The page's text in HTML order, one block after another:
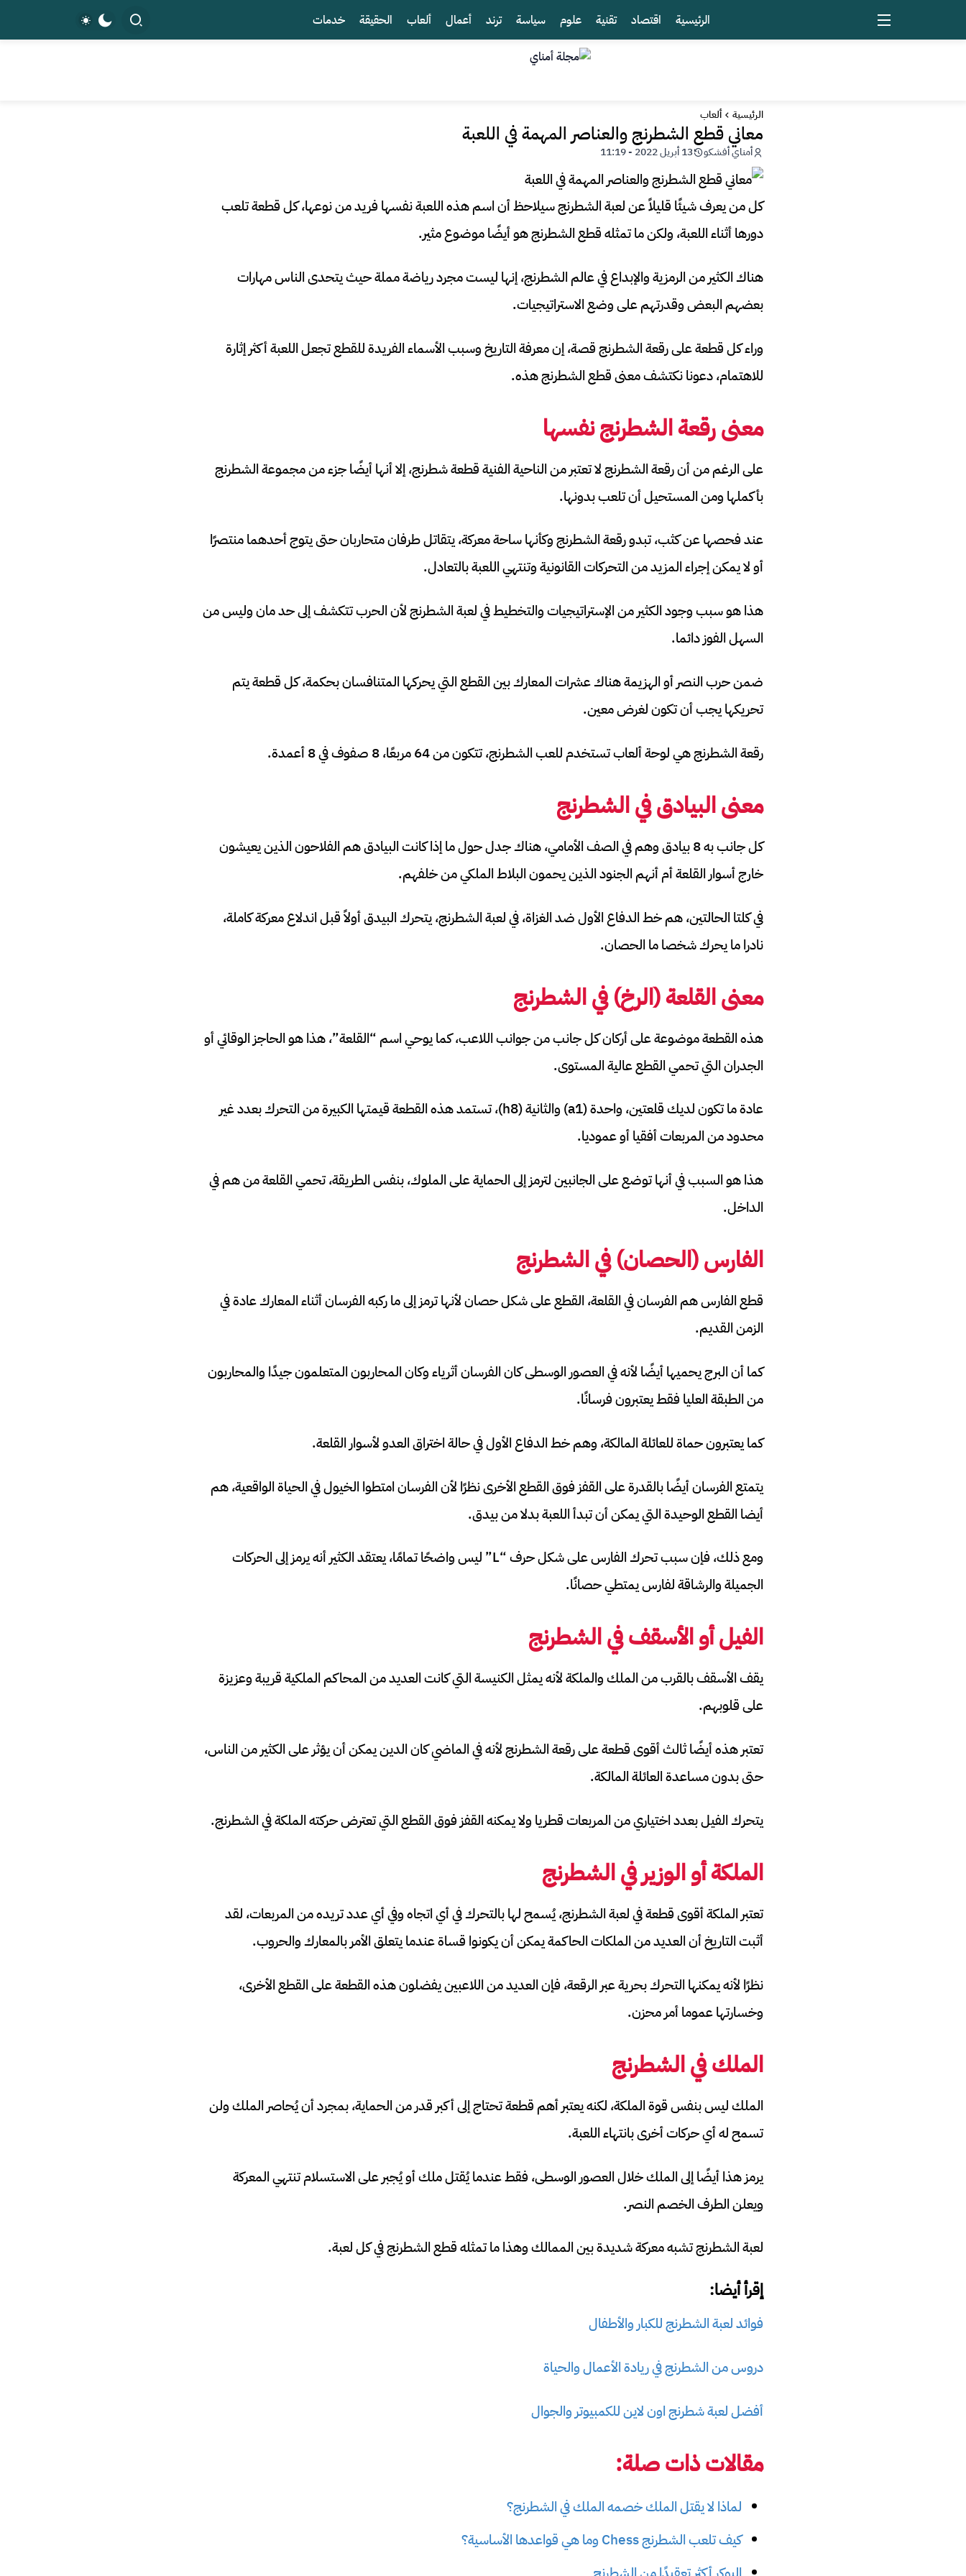
الرئيسية اقتصاد تقنية علوم سياسة ترند أعمال ألعاب الحقيقة خدمات
الرئيسية ألعاب
معاني قطع الشطرنج والعناصر المهمة في اللعبة
أمناي أفشكو 13 أبريل 2022 - 11:19
كل من يعرف شيئًا قليلاً عن لعبة الشطرنج سيلاحظ أن اسم هذه اللعبة نفسها فريد من نوعها، كل قطعة تلعب
دورها أثناء اللعبة، ولكن ما تمثله قطع الشطرنج هو أيضًا موضوع مثير.
هناك الكثير من الرمزية والإبداع في عالم الشطرنج، إنها ليست مجرد رياضة مملة حيث يتحدى الناس مهارات
بعضهم البعض وقدرتهم على وضع الاستراتيجيات.
وراء كل قطعة على رقعة الشطرنج قصة، إن معرفة التاريخ وسبب الأسماء الفريدة للقطع تجعل اللعبة أكثر إثارة
للاهتمام، دعونا نكتشف معنى قطع الشطرنج هذه.
معنى رقعة الشطرنج نفسها
على الرغم من أن رقعة الشطرنج لا تعتبر من الناحية الفنية قطعة شطرنج، إلا أنها أيضًا جزء من مجموعة الشطرنج
بأكملها ومن المستحيل أن تلعب بدونها.
عند فحصها عن كثب، تبدو رقعة الشطرنج وكأنها ساحة معركة، يتقاتل طرفان متحاربان حتى يتوج أحدهما منتصرًا
أو لا يمكن إجراء المزيد من التحركات القانونية وتنتهي اللعبة بالتعادل.
هذا هو سبب وجود الكثير من الإستراتيجيات والتخطيط في لعبة الشطرنج لأن الحرب تتكشف إلى حد مان وليس من
السهل الفوز دائما.
ضمن حرب النصر أو الهزيمة هناك عشرات المعارك بين القطع التي يحركها المتنافسان بحكمة، كل قطعة يتم
تحريكها يجب أن تكون لغرض معين.
رقعة الشطرنج هي لوحة ألعاب تستخدم للعب الشطرنج، تتكون من 64 مربعًا، 8 صفوف في 8 أعمدة.
معنى البيادق في الشطرنج
كل جانب به 8 بيادق وهم في الصف الأمامي، هناك جدل حول ما إذا كانت البيادق هم الفلاحون الذين يعيشون
خارج أسوار القلعة أم أنهم الجنود الذين يحمون البلاط الملكي من خلفهم.
في كلتا الحالتين، هم خط الدفاع الأول ضد الغزاة، في لعبة الشطرنج، يتحرك البيدق أولاً قبل اندلاع معركة كاملة،
نادرا ما يحرك شخصا ما الحصان.
معنى القلعة (الرخ) في الشطرنج
هذه القطعة موضوعة على أركان كل جانب من جوانب اللاعب، كما يوحي اسم “القلعة”، هذا هو الحاجز الوقائي أو
الجدران التي تحمي القطع عالية المستوى.
عادة ما تكون لديك قلعتين، واحدة (a1) والثانية (h8)، تستمد هذه القطعة قيمتها الكبيرة من التحرك بعدد غير
محدود من المربعات أفقيا أو عموديا.
هذا هو السبب في أنها توضع على الجانبين لترمز إلى الحماية على الملوك، بنفس الطريقة، تحمي القلعة من هم في
الداخل.
الفارس (الحصان) في الشطرنج
قطع الفارس هم الفرسان في القلعة، القطع على شكل حصان لأنها ترمز إلى ما ركبه الفرسان أثناء المعارك عادة في
الزمن القديم.
كما أن البرج يحميها أيضًا لأنه في العصور الوسطى كان الفرسان أثرياء وكان المحاربون المتعلمون جيدًا والمحاربون
من الطبقة العليا فقط يعتبرون فرسانًا.
كما يعتبرون حماة للعائلة المالكة، وهم خط الدفاع الأول في حالة اختراق العدو لأسوار القلعة.
يتمتع الفرسان أيضًا بالقدرة على القفز فوق القطع الأخرى نظرًا لأن الفرسان امتطوا الخيول في الحياة الواقعية، هم
أيضا القطع الوحيدة التي يمكن أن تبدأ اللعبة بدلا من بيدق.
ومع ذلك، فإن سبب تحرك الفارس على شكل حرف “L” ليس واضحًا تمامًا، يعتقد الكثير أنه يرمز إلى الحركات
الجميلة والرشاقة لفارس يمتطي حصانًا.
الفيل أو الأسقف في الشطرنج
يقف الأسقف بالقرب من الملك والملكة لأنه يمثل الكنيسة التي كانت العديد من المحاكم الملكية قريبة وعزيزة
على قلوبهم.
تعتبر هذه أيضًا ثالث أقوى قطعة على رقعة الشطرنج لأنه في الماضي كان الدين يمكن أن يؤثر على الكثير من الناس،
حتى بدون مساعدة العائلة المالكة.
يتحرك الفيل بعدد اختياري من المربعات قطريا ولا يمكنه القفز فوق القطع التي تعترض حركته الملكة في الشطرنج.
الملكة أو الوزير في الشطرنج
تعتبر الملكة أقوى قطعة في لعبة الشطرنج، يُسمح لها بالتحرك في أي اتجاه وفي أي عدد تريده من المربعات، لقد
أثبت التاريخ أن العديد من الملكات الحاكمة يمكن أن يكونوا قساة عندما يتعلق الأمر بالمعارك والحروب.
نظرًا لأنه يمكنها التحرك بحرية عبر الرقعة، فإن العديد من اللاعبين يفضلون هذه القطعة على القطع الأخرى،
وخسارتها عموما أمر محزن.
الملك في الشطرنج
الملك ليس بنفس قوة الملكة، لكنه يعتبر أهم قطعة تحتاج إلى أكبر قدر من الحماية، بمجرد أن يُحاصر الملك ولن
تسمح له أي حركات أخرى بانتهاء اللعبة.
يرمز هذا أيضًا إلى الملك خلال العصور الوسطى، فقط عندما يُقتل ملك أو يُجبر على الاستسلام تنتهي المعركة
ويعلن الطرف الخصم النصر.
لعبة الشطرنج تشبه معركة شديدة بين الممالك وهذا ما تمثله قطع الشطرنج في كل لعبة.
إقرأ أيضا:
فوائد لعبة الشطرنج للكبار والأطفال
دروس من الشطرنج في ريادة الأعمال والحياة
أفضل لعبة شطرنج اون لاين للكمبيوتر والجوال
مقالات ذات صلة:
لماذا لا يقتل الملك خصمه الملك في الشطرنج؟
كيف تلعب الشطرنج Chess وما هي قواعدها الأساسية؟